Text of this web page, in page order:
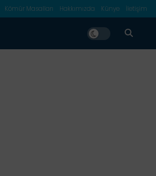
Kömür Masalları Hakkımızda Künye İletişim